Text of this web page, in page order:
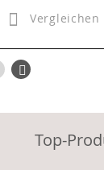
Vergleichen
ZurückSeite
Weiter
Top-